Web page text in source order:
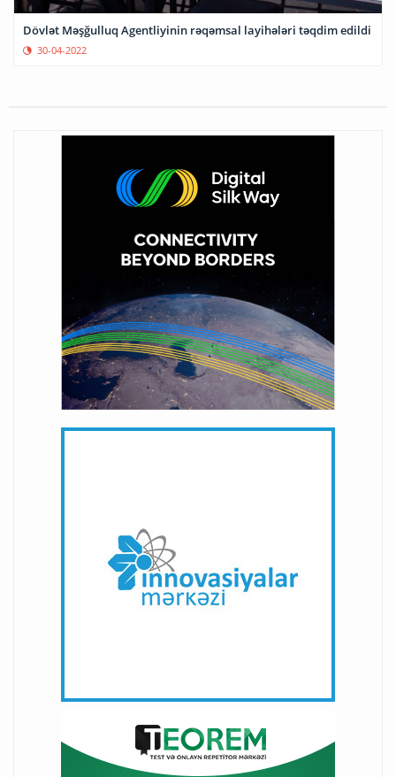
Dövlət Məşğulluq Agentliyinin rəqəmsal layihələri təqdim edildi
30-04-2022